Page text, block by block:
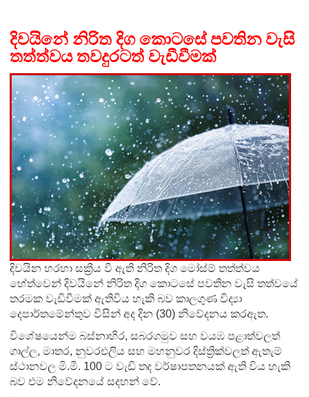
දිවයිනේ නිරිත දිග කොටසේ පවතින වැසි
තත්ත්වය තවදුරටත් වැඩීවීමක්
දිවයින හරහා සක්‍රීය වී ඇති නිරිත දිග මෝස්ම් තත්ත්වය
හේත්වෙන් දිවයිනේ නිරිත දිග කොටසේ පවතින වැසි තත්වයේ
තරමක වැඩිවීමක් ඇතිවිය හැකි බව කාලගුණ විද්‍යා
දෙපාර්තමේන්තුව විසින් අද දින (30) නිවේදනය කරඇත.
විශේෂයෙන්ම බස්නාහිර, සබරගමුව සහ වයඹ පළාත්වලත්
ගාල්ල, මාතර, නුවරඑලිය සහ මහනුවර දිස්ත්‍රික්වලත් ඇතැම්
ස්ථානවල මි.මී. 100 ට වැඩි තද වර්ෂාපතනයක් ඇති විය හැකි
බව එම නිවේදනයේ සදහන් වේ.